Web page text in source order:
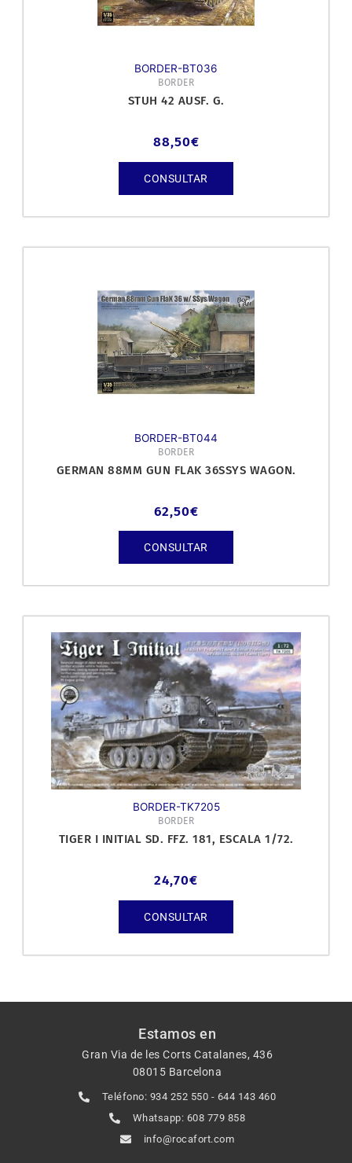
BORDER-BT036
BORDER
STUH 42 AUSF. G.
88,50€
CONSULTAR
BORDER-BT044
BORDER
GERMAN 88MM GUN FLAK 36SSYS WAGON.
62,50€
CONSULTAR
BORDER-TK7205
BORDER
TIGER I INITIAL SD. FFZ. 181, ESCALA 1/72.
24,70€
CONSULTAR
Estamos en
Gran Via de les Corts Catalanes, 436
08015 Barcelona
Teléfono: 934 252 550 - 644 143 460
Whatsapp: 608 779 858
info@rocafort.com